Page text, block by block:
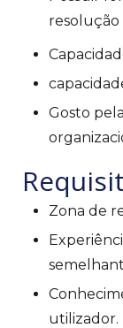
Gosto
Zona de
utilizador.